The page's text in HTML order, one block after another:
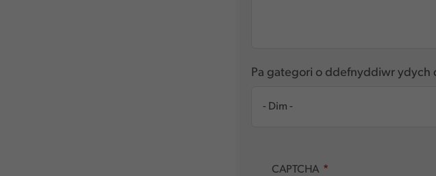
Pa gategori o ddefnyddiwr ydych
CAPTCHA